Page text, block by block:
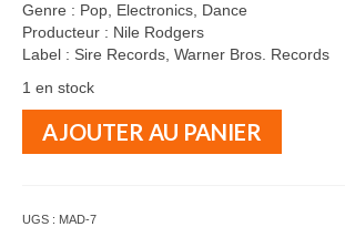
Genre : Pop, Electronics, Dance
Producteur : Nile Rodgers
Label : Sire Records, Warner Bros. Records
1 en stock
AJOUTER AU PANIER
UGS : MAD-7